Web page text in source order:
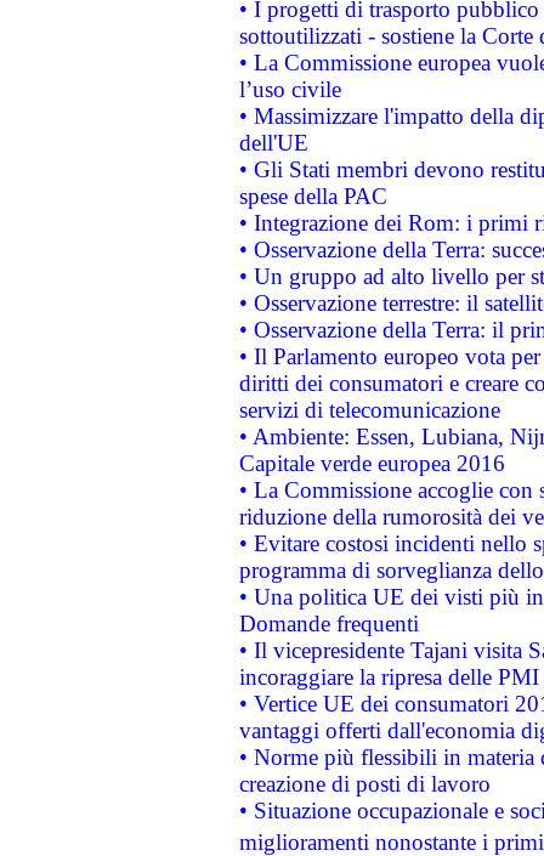
• I progetti di trasporto
sottoutilizzati - sostiene la Corte
• La Commissione europea
l’uso civile
• Massimizzare l'impatto della
dell'UE
• Gli Stati membri devono
spese della PAC
• Integrazione dei Rom: i primi
• Osservazione della Terra:
• Un gruppo ad alto livello per
• Osservazione terrestre: il
• Osservazione della Terra: il
• Il Parlamento europeo vota
diritti dei consumatori e creare
servizi di telecomunicazione
• Ambiente: Essen, Lubiana,
Capitale verde europea 2016
• La Commissione accoglie
riduzione della rumorosità dei
• Evitare costosi incidenti nello
programma di sorveglianza
• Una politica UE dei visti più
Domande frequenti
• Il vicepresidente Tajani visita
incoraggiare la ripresa delle
• Vertice UE dei consumatori
vantaggi offerti dall'economia
• Norme più flessibili in materia
creazione di posti di lavoro
• Situazione occupazionale e
miglioramenti nonostante i